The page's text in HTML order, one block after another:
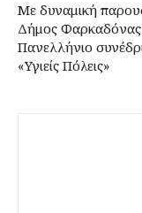
Με δυναμική
Δήμος
Πανελλήνιο
«Υγιείς Πόλεις»